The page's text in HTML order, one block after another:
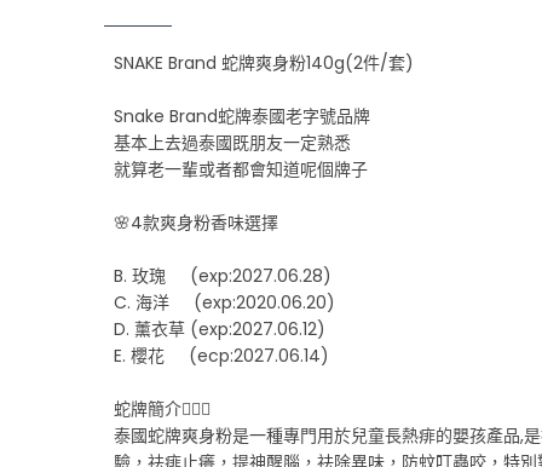
SNAKE Brand 蛇牌爽身粉140g(2件/套)
Snake Brand蛇牌泰國老字號品牌
基本上去過泰國既朋友一定熟悉
就算老一輩或者都會知道呢個牌子
🌸4款爽身粉香味選擇️
B. 玫瑰 (exp:2027.06.28)
C. 海洋 (exp:2020.06.20)
D. 薰衣草 (exp:2027.06.12)
E. 櫻花 (ecp:2027.06.14)
蛇牌簡介💁🏻‍♂️
泰國蛇牌爽身粉是一種專門用於兒童長熱痱的嬰孩產品,
驗，祛痱止癢，提神醒腦，祛除異味，防蚊叮蟲咬，特